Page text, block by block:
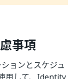
事項
ョンとスケジュ